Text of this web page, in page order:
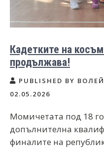
Кадетките на
продължава!
PUBLISHED BY
02.05.2026
Момичетата под 18
допълнителна
финалите на